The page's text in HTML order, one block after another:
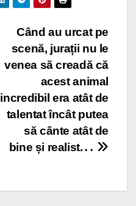
Când au urcat pe
scenă, jurații nu le
venea să creadă că
acest animal
incredibil era atât de
talentat încât putea
să cânte atât de
bine și realist.․․